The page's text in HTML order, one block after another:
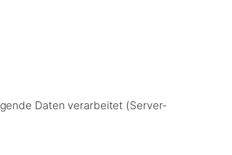
Daten verarbeitet (Server-